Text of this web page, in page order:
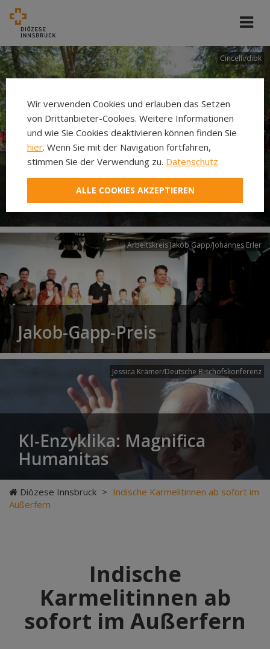
Cincelli/dibk
Neuer Pilgerweg Via
Laudato si’
Arbeitskreis Jakob Gapp/Johannes Erler
Jakob-Gapp-Preis
Jessica Krämer/Deutsche Bischofskonferenz
KI-Enzyklika: Magnifica
Humanitas
Diözese Innsbruck > Indische Karmelitinnen ab sofort im
Außerfern
Indische
Karmelitinnen ab
sofort im Außerfern
Wir verwenden Cookies und erlauben das Setzen
von Drittanbieter-Cookies. Weitere Informationen
und wie Sie Cookies deaktivieren können finden Sie
hier. Wenn Sie mit der Navigation fortfahren,
stimmen Sie der Verwendung zu. Datenschutz
ALLE COOKIES AKZEPTIEREN